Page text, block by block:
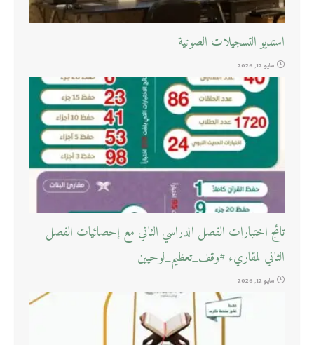
استديو التسجيلات الصوتية
مايو 12, 2026
تائج اختبارات الفصل الدراسي الثاني مع إحصائيات الفصل
الثاني لمقاريء #وقف_تعظيم_لوحيين
مايو 12, 2026